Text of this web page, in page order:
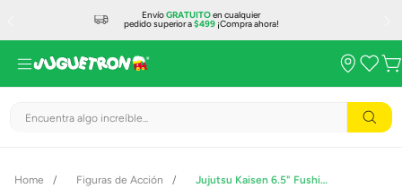
EnvíoGRATUITOen cualquier
pedido superior a$499¡Compra ahora!
Encuentra algo increíble...
Figuras de Acción Jujutsu Kaisen 6.5" Fushiguro 36980